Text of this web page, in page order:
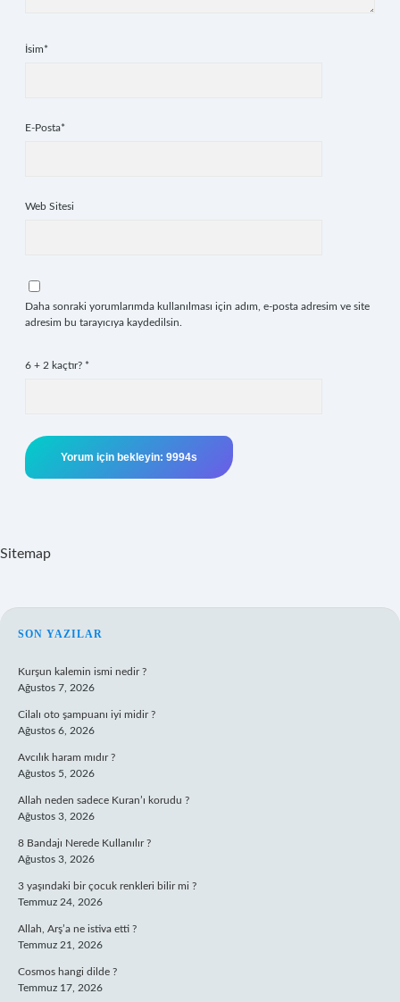
İsim*
E-Posta*
Web Sitesi
Daha sonraki yorumlarımda kullanılması için adım, e-posta adresim ve site
adresim bu tarayıcıya kaydedilsin.
6 + 2 kaçtır? *
Sitemap
SIDEBAR
SON YAZILAR
Kurşun kalemin ismi nedir ?
Ağustos 7, 2026
Cilalı oto şampuanı iyi midir ?
Ağustos 6, 2026
Avcılık haram mıdır ?
Ağustos 5, 2026
Allah neden sadece Kuran’ı korudu ?
Ağustos 3, 2026
8 Bandajı Nerede Kullanılır ?
Ağustos 3, 2026
3 yaşındaki bir çocuk renkleri bilir mi ?
Temmuz 24, 2026
Allah, Arş’a ne istiva etti ?
Temmuz 21, 2026
Cosmos hangi dilde ?
Temmuz 17, 2026